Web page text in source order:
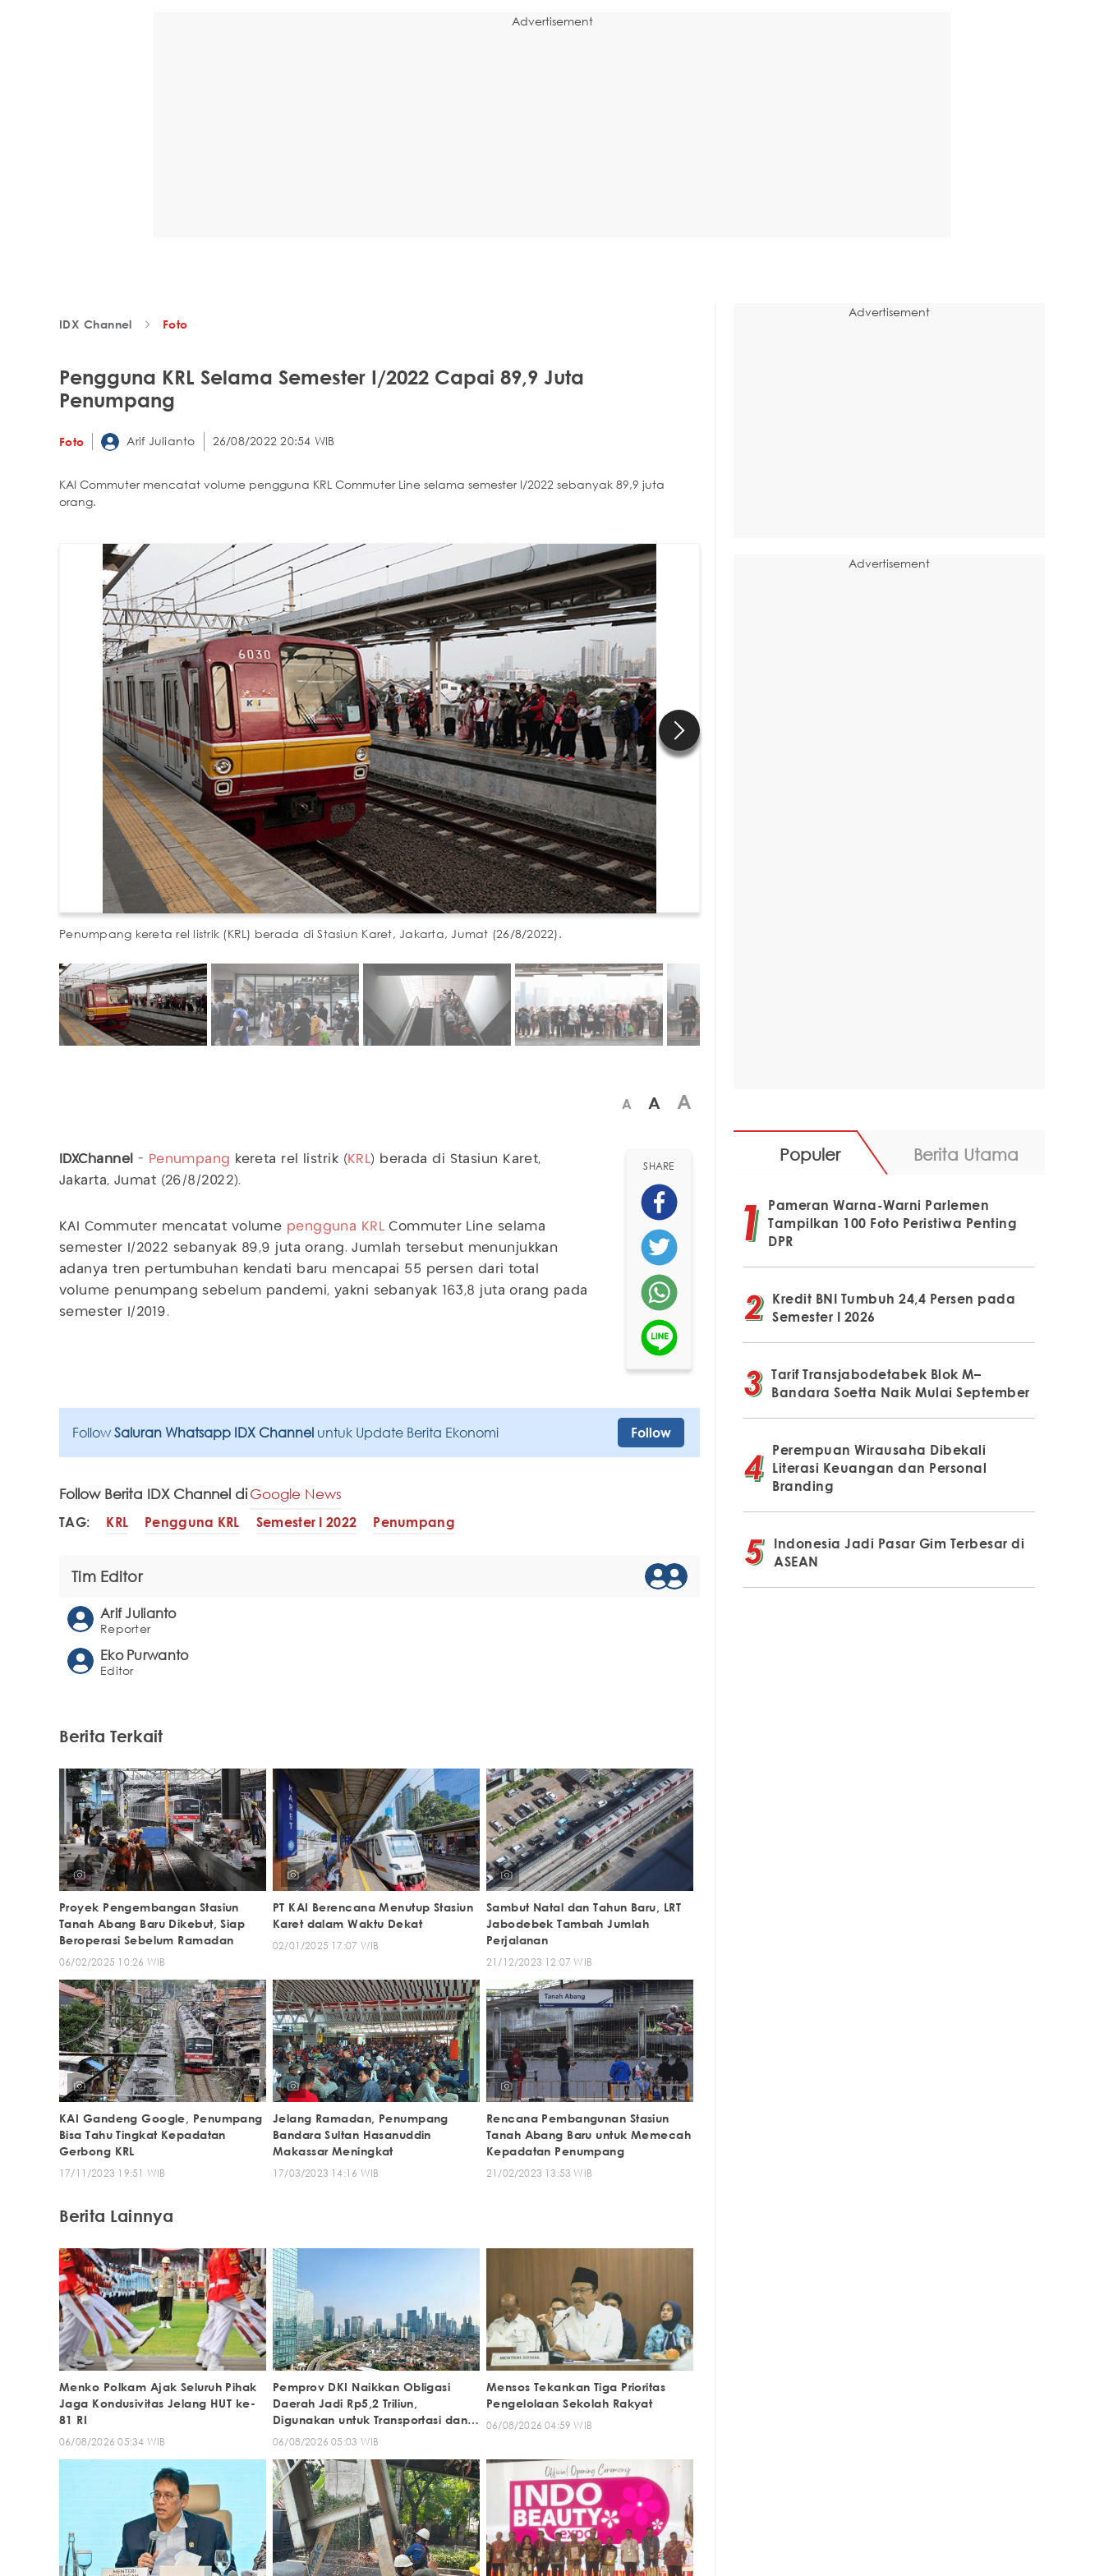
Advertisement
IDX Channel Foto
Pengguna KRL Selama Semester I/2022 Capai 89,9 Juta
Penumpang
Foto Arif Julianto 26/08/2022 20:54 WIB
KAI Commuter mencatat volume pengguna KRL Commuter Line selama semester I/2022 sebanyak 89,9 juta
orang.
Penumpang kereta rel listrik (KRL) berada di Stasiun Karet, Jakarta, Jumat (26/8/2022).
A A A
IDXChannel - Penumpang kereta rel listrik ( KRL) berada di Stasiun Karet,
Jakarta, Jumat (26/8/2022).
KAI Commuter mencatat volume pengguna KRL Commuter Line selama
semester I/2022 sebanyak 89,9 juta orang. Jumlah tersebut menunjukkan
adanya tren pertumbuhan kendati baru mencapai 55 persen dari total
volume penumpang sebelum pandemi, yakni sebanyak 163,8 juta orang pada
semester I/2019.
SHARE
Follow Saluran Whatsapp IDX Channel untuk Update Berita Ekonomi Follow
Follow Berita IDX Channel diGoogle News
TAG: KRL Pengguna KRL Semester I 2022 Penumpang
Tim Editor
Arif Julianto
Reporter
Eko Purwanto
Editor
Berita Terkait
Proyek Pengembangan Stasiun
Tanah Abang Baru Dikebut, Siap
Beroperasi Sebelum Ramadan
06/02/2025 10:26 WIB
PT KAI Berencana Menutup Stasiun
Karet dalam Waktu Dekat
02/01/2025 17:07 WIB
Sambut Natal dan Tahun Baru, LRT
Jabodebek Tambah Jumlah
Perjalanan
21/12/2023 12:07 WIB
KAI Gandeng Google, Penumpang
Bisa Tahu Tingkat Kepadatan
Gerbong KRL
17/11/2023 19:51 WIB
Jelang Ramadan, Penumpang
Bandara Sultan Hasanuddin
Makassar Meningkat
17/03/2023 14:16 WIB
Rencana Pembangunan Stasiun
Tanah Abang Baru untuk Memecah
Kepadatan Penumpang
21/02/2023 13:53 WIB
Berita Lainnya
Menko Polkam Ajak Seluruh Pihak
Jaga Kondusivitas Jelang HUT ke-
81 RI
06/08/2026 05:34 WIB
Pemprov DKI Naikkan Obligasi
Daerah Jadi Rp5,2 Triliun,
Digunakan untuk Transportasi dan
Kesehatan
06/08/2026 05:03 WIB
Mensos Tekankan Tiga Prioritas
Pengelolaan Sekolah Rakyat
06/08/2026 04:59 WIB
Advertisement
Advertisement
Populer Berita Utama
Pameran Warna-Warni Parlemen
Tampilkan 100 Foto Peristiwa Penting
DPR
Kredit BNI Tumbuh 24,4 Persen pada
Semester I 2026
Tarif Transjabodetabek Blok M–
Bandara Soetta Naik Mulai September
Perempuan Wirausaha Dibekali
Literasi Keuangan dan Personal
Branding
Indonesia Jadi Pasar Gim Terbesar di
ASEAN